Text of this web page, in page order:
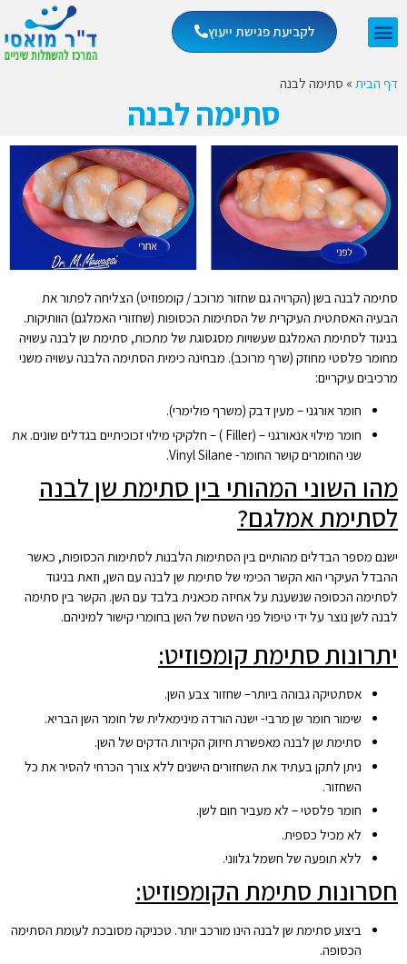
לקביעת פגישת ייעוץ
דף הבית » סתימה לבנה
סתימה לבנה
סתימה לבנה בשן (הקרויה גם שחזור מרוכב / קומפוזיט) הצליחה לפתור את
הבעיה האסתטית העיקרית של הסתימות הכסופות (שחזורי האמלגם) הוותיקות.
בניגוד לסתימת האמלגם שעשויות מסגסוגת של מתכות, סתימת שן לבנה עשויה
מחומר פלסטי מחוזק (שרף מרוכב). מבחינה כימית הסתימה הלבנה עשויה משני
מרכיבים עיקריים:
חומר אורגני – מעין דבק (משרף פולימרי).
חומר מילוי אנאורגני – (Filler ) – חלקיקי מילוי זכוכיתיים בגדלים שונים. את
שני החומרים קושר החומר- Vinyl Silane.
מהו השוני המהותי בין סתימת שן לבנה
לסתימת אמלגם?
ישנם מספר הבדלים מהותיים בין הסתימות הלבנות לסתימות הכסופות, כאשר
ההבדל העיקרי הוא הקשר הכימי של סתימת שן לבנה עם השן, וזאת בניגוד
לסתימה הכסופה שנשענת על אחיזה מכאנית בלבד עם השן. הקשר בין סתימה
לבנה לשן נוצר על ידי טיפול פני השטח של השן בחומרי קישור למיניהם.
יתרונות סתימת קומפוזיט:
אסתטיקה גבוהה ביותר– שחזור צבע השן.
שימור חומר שן מרבי- ישנה הורדה מינימאלית של חומר השן הבריא.
סתימת שן לבנה מאפשרת חיזוק הקירות הדקים של השן.
ניתן לתקן בעתיד את השחזורים הישנים ללא צורך הכרחי להסיר את כל
השחזור.
חומר פלסטי – לא מעביר חום לשן.
לא מכיל כספית.
ללא תופעה של חשמל גלווני.
​חסרונות סתימת הקומפוזיט:
ביצוע סתימת שן לבנה הינו מורכב יותר. טכניקה מסובכת לעומת הסתימה
הכסופה.